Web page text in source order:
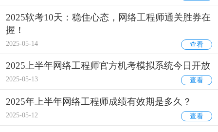
2025软考10天：稳住心态，网络工程师通关胜券在
握！
2025-05-14 查看
2025上半年网络工程师官方机考模拟系统今日开放
2025-05-13 查看
2025年上半年网络工程师成绩有效期是多久？
2025-05-12 查看